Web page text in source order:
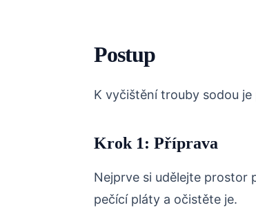
Postup
K vyčištění trouby sodou
Krok 1: Příprava
Nejprve si udělejte prostor
pečící pláty a očistěte je.